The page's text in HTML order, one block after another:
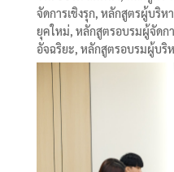
จัดการเชิงรุก, หลักสูตรผู้บริห
ยุคใหม่, หลักสูตรอบรมผู้จัดก
อัจฉริยะ, หลักสูตรอบรมผู้บริ